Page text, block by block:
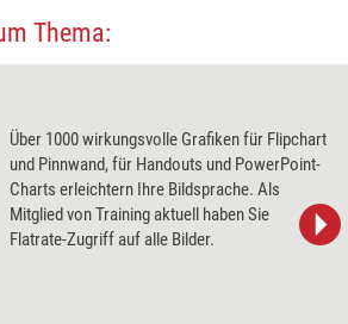
Thema:
Über 1000 wirkungsvolle Grafiken für Flipchart
und Pinnwand, für Handouts und PowerPoint-
Charts erleichtern Ihre Bildsprache. Als
Mitglied von Training aktuell haben Sie
Flatrate-Zugriff auf alle Bilder.